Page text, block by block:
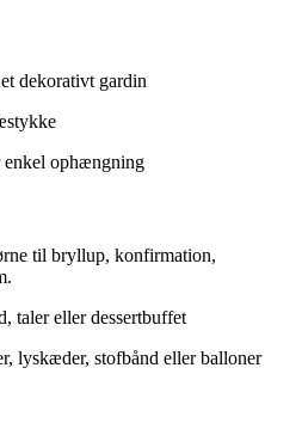
dekorativt gardin
enkel ophængning
til bryllup, konfirmation,
taler eller dessertbuffet
lyskæder, stofbånd eller balloner